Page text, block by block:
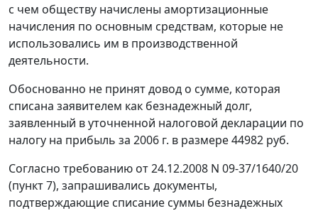
с чем обществу начислены амортизационные
начисления по основным средствам, которые не
использовались им в производственной
деятельности.
Обоснованно не принят довод о сумме, которая
списана заявителем как безнадежный долг,
заявленный в уточненной налоговой декларации по
налогу на прибыль за 2006 г. в размере 44982 руб.
Согласно требованию от 24.12.2008 N 09-37/1640/20
(пункт 7), запрашивались документы,
подтверждающие списание суммы безнадежных